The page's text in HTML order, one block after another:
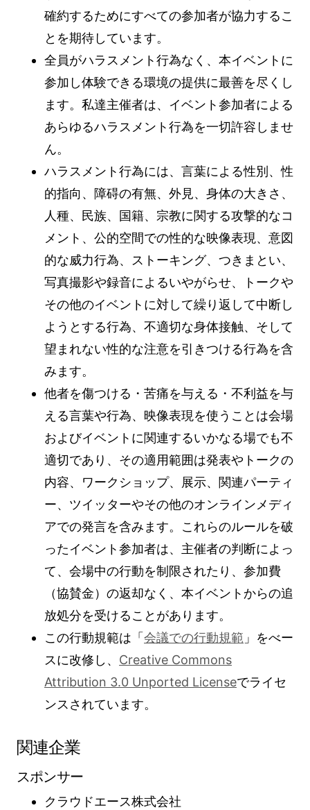
確約するためにすべての参加者が協力するこ
とを期待しています。
全員がハラスメント行為なく、本イベントに
参加し体験できる環境の提供に最善を尽くし
ます。私達主催者は、イベント参加者による
あらゆるハラスメント行為を一切許容しませ
ん。
ハラスメント行為には、言葉による性別、性
的指向、障碍の有無、外見、身体の大きさ、
人種、民族、国籍、宗教に関する攻撃的なコ
メント、公的空間での性的な映像表現、意図
的な威力行為、ストーキング、つきまとい、
写真撮影や録音によるいやがらせ、トークや
その他のイベントに対して繰り返して中断し
ようとする行為、不適切な身体接触、そして
望まれない性的な注意を引きつける行為を含
みます。
他者を傷つける・苦痛を与える・不利益を与
える言葉や行為、映像表現を使うことは会場
およびイベントに関連するいかなる場でも不
適切であり、その適用範囲は発表やトークの
内容、ワークショップ、展示、関連パーティ
ー、ツイッターやその他のオンラインメディ
アでの発言を含みます。これらのルールを破
ったイベント参加者は、主催者の判断によっ
て、会場中の行動を制限されたり、参加費
（協賛金）の返却なく、本イベントからの追
放処分を受けることがあります。
この行動規範は「 会議での行動規範 」をべー
スに改修し、 Creative Commons
Attribution 3.0 Unported Licenseでライセ
ンスされています。
関連企業
スポンサー
クラウドエース株式会社